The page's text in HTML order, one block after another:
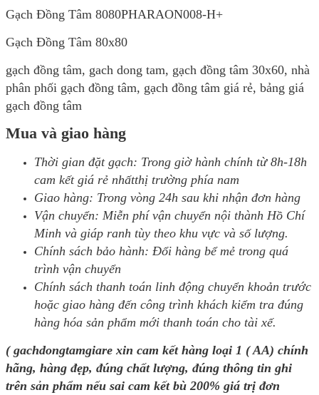
Gạch Đồng Tâm 8080PHARAON008-H+
Gạch Đồng Tâm 80x80
gạch đồng tâm, gach dong tam, gạch đồng tâm 30x60, nhà
phân phối gạch đồng tâm, gạch đồng tâm giá rẻ, bảng giá
gạch đồng tâm
Mua và giao hàng
Thời gian đặt gạch: Trong giờ hành chính từ 8h-18h
cam kết giá rẻ nhấtthị trường phía nam
Giao hàng: Trong vòng 24h sau khi nhận đơn hàng
Vận chuyển: Miễn phí vận chuyển nội thành Hồ Chí
Minh và giáp ranh tùy theo khu vực và số lượng.
Chính sách bảo hành: Đổi hàng bể mẻ trong quá
trình vận chuyển
Chính sách thanh toán linh động chuyển khoản trước
hoặc giao hàng đến công trình khách kiểm tra đúng
hàng hóa sản phẩm mới thanh toán cho tài xế.
( gachdongtamgiare xin cam kết hàng loại 1 ( AA) chính
hãng, hàng đẹp, đúng chất lượng, đúng thông tin ghi
trên sản phẩm nếu sai cam kết bù 200% giá trị đơn